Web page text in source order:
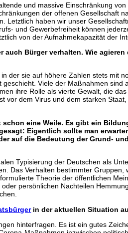
und massive Einschränkung
der offenen Gesellschaft
Letztlich haben wir unser
und Gewerbefreiheit können
von der Aufnahmekapazität der
Bürger verhalten. Wie agieren
der sie auf höhere Zahlen stets mit
geschieht. Viele der Maßnahmen sind
ihre Rolle als vierte Gewalt, die
vor dem Virus und dem starken
eine Weile. Es gibt ein
Eigentlich sollte man
auf die Bedeutung der Grund-
Typisierung der Deutschen als
Das Verhalten bestimmter Gruppen,
Theorie der öffentlichen
persönlichen Nachteilen
in der aktuellen Situation
hinterfragen. Es ist ein gutes